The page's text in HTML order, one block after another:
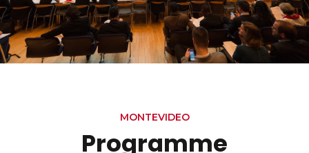
MONTEVIDEO
Programme